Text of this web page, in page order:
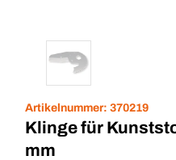
Artikelnummer: 370219
Klinge für
mm